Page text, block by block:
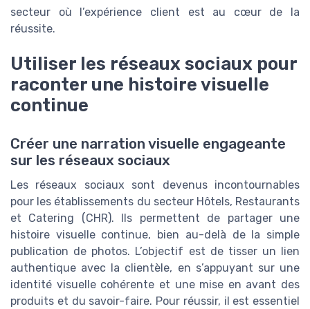
secteur où l’expérience client est au cœur de la
réussite.
Utiliser les réseaux sociaux pour
raconter une histoire visuelle
continue
Créer une narration visuelle engageante
sur les réseaux sociaux
Les réseaux sociaux sont devenus incontournables
pour les établissements du secteur Hôtels, Restaurants
et Catering (CHR). Ils permettent de partager une
histoire visuelle continue, bien au-delà de la simple
publication de photos. L’objectif est de tisser un lien
authentique avec la clientèle, en s’appuyant sur une
identité visuelle cohérente et une mise en avant des
produits et du savoir-faire. Pour réussir, il est essentiel